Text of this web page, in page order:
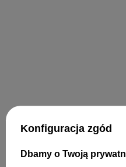
Konfiguracja zgód
Dbamy o Twoją